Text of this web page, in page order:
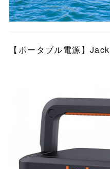
【ポータブル電源】